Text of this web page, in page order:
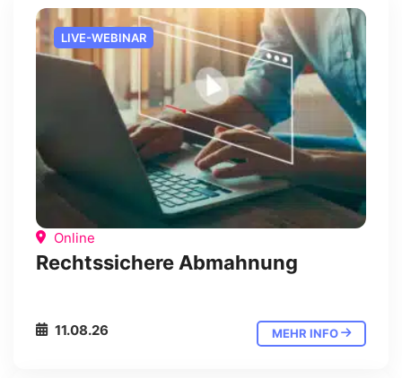
LIVE-WEBINAR
Online
Rechtssichere Abmahnung
11.08.26 MEHR INFO